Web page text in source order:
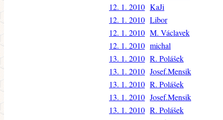
12. 1. 2010 KaJi
12. 1. 2010 Libor
12. 1. 2010 M. Václavek
12. 1. 2010 michal
13. 1. 2010 R. Polášek
13. 1. 2010 Josef.Mensik
13. 1. 2010 R. Polášek
13. 1. 2010 Josef.Mensik
13. 1. 2010 R. Polášek